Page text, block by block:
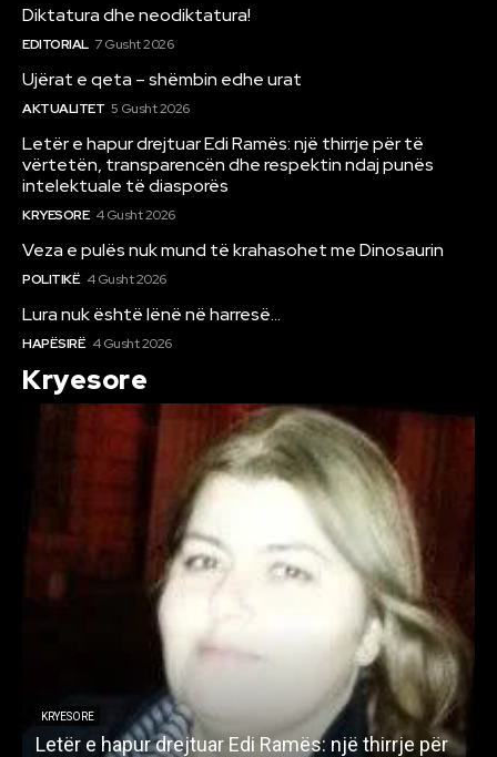
Diktatura dhe neodiktatura!
EDITORIAL 7 Gusht 2026
Ujërat e qeta – shëmbin edhe urat
AKTUALITET 5 Gusht 2026
Letër e hapur drejtuar Edi Ramës: një thirrje për të
vërtetën, transparencën dhe respektin ndaj punës
intelektuale të diasporës
KRYESORE 4 Gusht 2026
Veza e pulës nuk mund të krahasohet me Dinosaurin
POLITIKË 4 Gusht 2026
Lura nuk është lënë në harresë…
HAPËSIRË 4 Gusht 2026
Kryesore
KRYESORE
Letër e hapur drejtuar Edi Ramës: një thirrje për